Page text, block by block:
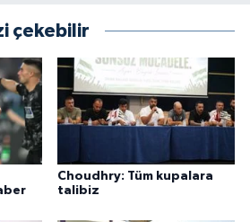
çekebilir
Choudhry: Tüm kupalara
talibiz